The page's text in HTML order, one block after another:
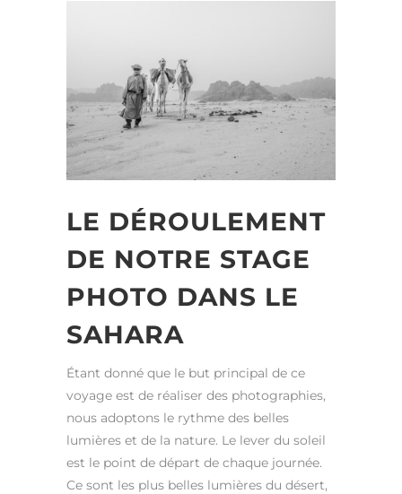
LE DÉROULEMENT
DE NOTRE STAGE
PHOTO DANS LE
SAHARA
Étant donné que le but principal de ce
voyage est de réaliser des photographies,
nous adoptons le rythme des belles
lumières et de la nature. Le lever du soleil
est le point de départ de chaque journée.
Ce sont les plus belles lumières du désert,